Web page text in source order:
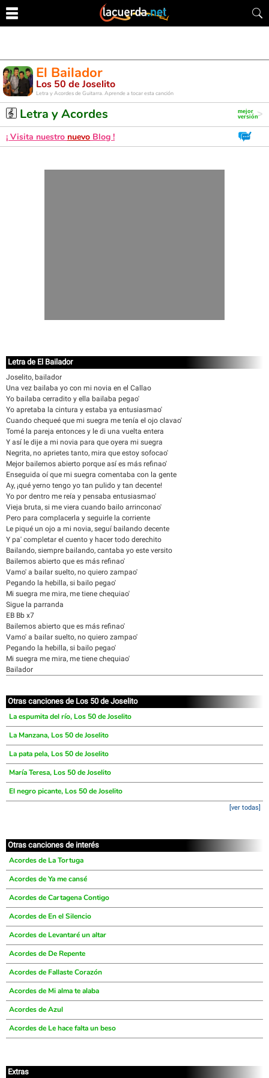
El Bailador
Los 50 de Joselito
Letra y Acordes de Guitarra. Aprende a tocar esta canción
Letra y Acordes
¡ Visita nuestro nuevo Blog !
Letra de El Bailador
Joselito, bailador
Una vez bailaba yo con mi novia en el Callao
Yo bailaba cerradito y ella bailaba pegao'
Yo apretaba la cintura y estaba ya entusiasmao'
Cuando chequeé que mi suegra me tenía el ojo clavao'
Tomé la pareja entonces y le di una vuelta entera
Y así le dije a mi novia para que oyera mi suegra
Negrita, no aprietes tanto, mira que estoy sofocao'
Mejor bailemos abierto porque así es más refinao'
Enseguida oí que mi suegra comentaba con la gente
Ay, ¡qué yerno tengo yo tan pulido y tan decente!
Yo por dentro me reía y pensaba entusiasmao'
Vieja bruta, si me viera cuando bailo arrinconao'
Pero para complacerla y seguirle la corriente
Le piqué un ojo a mi novia, seguí bailando decente
Y pa' completar el cuento y hacer todo derechito
Bailando, siempre bailando, cantaba yo este versito
Bailemos abierto que es más refinao'
Vamo' a bailar suelto, no quiero zampao'
Pegando la hebilla, si bailo pegao'
Mi suegra me mira, me tiene chequiao'
Sigue la parranda
EB Bb x7
Bailemos abierto que es más refinao'
Vamo' a bailar suelto, no quiero zampao'
Pegando la hebilla, si bailo pegao'
Mi suegra me mira, me tiene chequiao'
Bailador
Otras canciones de Los 50 de Joselito
La espumita del río, Los 50 de Joselito
La Manzana, Los 50 de Joselito
La pata pela, Los 50 de Joselito
María Teresa, Los 50 de Joselito
El negro picante, Los 50 de Joselito
[ver todas]
Otras canciones de interés
Acordes de La Tortuga
Acordes de Ya me cansé
Acordes de Cartagena Contigo
Acordes de En el Silencio
Acordes de Levantaré un altar
Acordes de De Repente
Acordes de Fallaste Corazón
Acordes de Mi alma te alaba
Acordes de Azul
Acordes de Le hace falta un beso
Extras